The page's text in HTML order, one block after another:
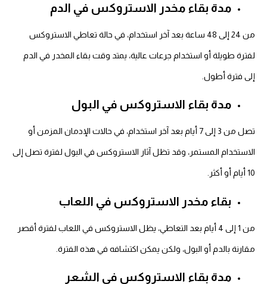
مدة بقاء مخدر الاستروكس في الدم
من 24 إلى 48 ساعة بعد آخر استخدام، في حالة تعاطي الاستروكس
لفترة طويلة أو استخدام جرعات عالية، يمتد وقت بقاء المخدر في الدم
إلى فترة أطول.
مدة بقاء الاستروكس في البول
تصل من 3 إلى 7 أيام بعد آخر استخدام، في حالات الإدمان المزمن أو
الاستخدام المستمر، وقد تظل آثار الاستروكس في البول لفترة تصل إلى
10 أيام أو أكثر.
بقاء مخدر الاستروكس في اللعاب
من 1 إلى 4 أيام بعد التعاطي، يظل الاستروكس في اللعاب لفترة أقصر
مقارنة بالدم أو البول، ولكن يمكن اكتشافه في هذه الفترة.
مدة بقاء الاستروكس في الشعر